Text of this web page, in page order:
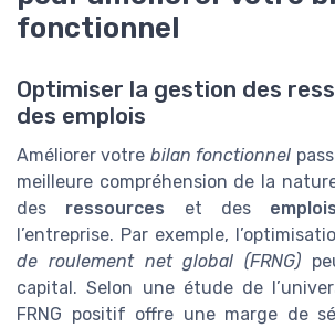
fonctionnel
Optimiser la gestion des
des emplois
Améliorer votre bilan fonctionnel
meilleure compréhension de la
des ressources et des emplois
l’entreprise. Par exemple,
de roulement net global (FRNG)
capital. Selon une étude de
FRNG positif offre une marge de